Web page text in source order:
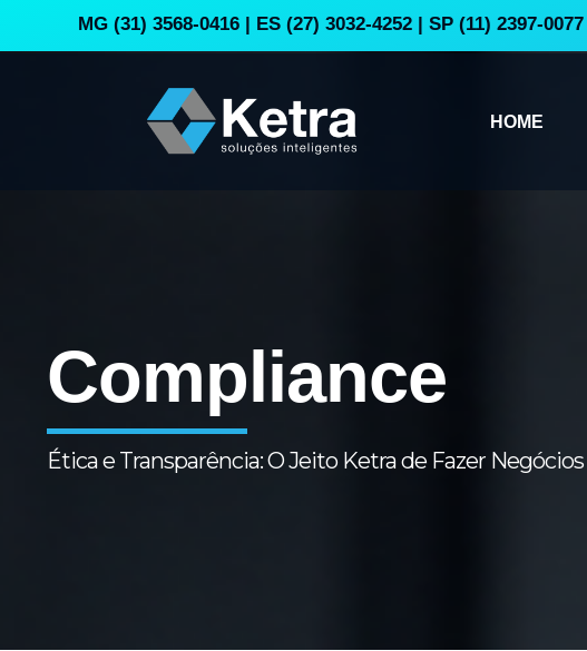
MG (31) 3568-0416 | ES (27) 3032-4252 | SP (11) 2397-0077
HOME
Compliance
Ética e Transparência: O Jeito Ketra de Fazer Negócios